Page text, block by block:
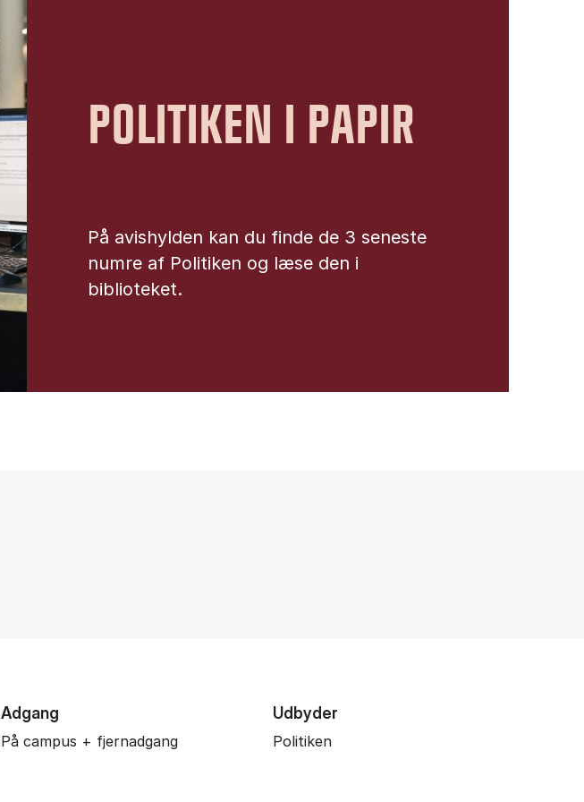
POLITIKEN I PAPIR
På avishylden kan du finde de 3 seneste
numre af Politiken og læse den i
biblioteket.
Adgang
På campus + fjernadgang
Udbyder
Politiken